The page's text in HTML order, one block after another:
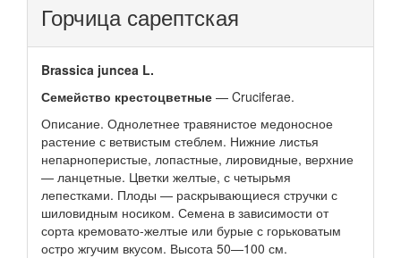
Горчица сарептская
Brassica juncea L.
Семейство крестоцветные — Cruciferae.
Описание. Однолетнее травянистое медоносное
растение с ветвистым стеблем. Нижние листья
непарноперистые, лопастные, лировидные, верхние
— ланцетные. Цветки желтые, с четырьмя
лепестками. Плоды — раскрывающиеся стручки с
шиловидным носиком. Семена в зависимости от
сорта кремовато-желтые или бурые с горьковатым
остро жгучим вкусом. Высота 50—100 см.